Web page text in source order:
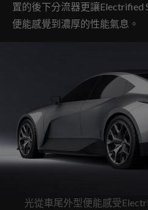
置的後下分流器更讓Electrified
便能感覺到濃厚的性能氣息。
光從車尾外型便能感受